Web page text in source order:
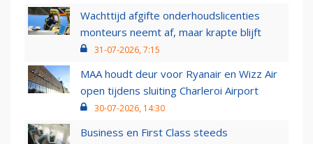
Wachttijd afgifte onderhoudslicenties
monteurs neemt af, maar krapte blijft
31-07-2026, 7:15
MAA houdt deur voor Ryanair en Wizz Air
open tijdens sluiting Charleroi Airport
30-07-2026, 14:30
Business en First Class steeds